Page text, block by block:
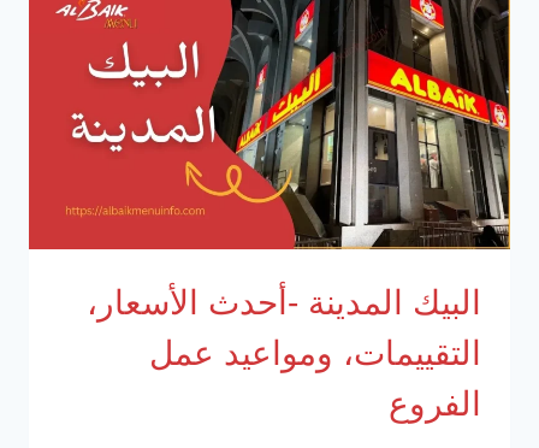
ومواعيد
عمل
الفروع
البيك المدينة -أحدث الأسعار،
التقييمات، ومواعيد عمل
الفروع